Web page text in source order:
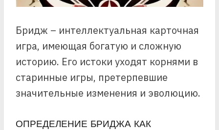
Бридж – интеллектуальная карточная
игра, имеющая богатую и сложную
историю. Его истоки уходят корнями в
старинные игры, претерпевшие
значительные изменения и эволюцию.
ОПРЕДЕЛЕНИЕ БРИДЖА КАК